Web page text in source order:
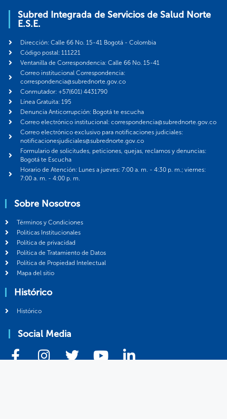
Subred Integrada de Servicios de Salud Norte
E.S.E.
Dirección: Calle 66 No. 15-41 Bogotá - Colombia
Código postal: 111221
Ventanilla de Correspondencia: Calle 66 No. 15-41
Correo institucional Correspondencia:
correspondencia@subrednorte.gov.co
Conmutador: +57(601) 4431790
Línea Gratuita: 195
Denuncia Anticorrupción: Bogotá te escucha
Correo electrónico institucional: correspondencia@subrednorte.gov.co
Correo electrónico exclusivo para notificaciones judiciales:
notificacionesjudiciales@subrednorte.gov.co
Formulario de solicitudes, peticiones, quejas, reclamos y denuncias:
Bogotá te Escucha
Horario de Atención: Lunes a jueves: 7:00 a. m. - 4:30 p. m.; viernes:
7:00 a. m. - 4:00 p. m.
Sobre Nosotros
Términos y Condiciones
Politicas Institucionales
Política de privacidad
Política de Tratamiento de Datos
Política de Propiedad Intelectual
Mapa del sitio
Histórico
Histórico
Social Media